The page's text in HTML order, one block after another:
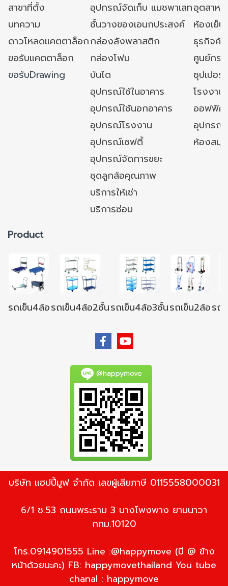
สาขาที่ตั้ง
อุปกรณ์จัดเก็บ แมชพาเลทอุตสาหก
บทความ
ชั้นวางของเอนกประสงค์
ห้องเย็
ดาวโหลดแคตตาล็อกกล่องลังพลาสติก
ธุรกิจค้
ขอรับแคตตาล็อก
กล่องโฟม
ศูนย์กร
ขอรับDrawing
บันได
ซุปเปอ
อุปกรณ์ใช้ในอาคาร
โรงงา
อุปกรณ์ใช้นอกอาคาร
ออฟฟิศ/
อุปกรณ์โรงงาน
อุปกรณ์
อุปกรณ์เซฟตี้
ห้องสมุ
อุปกรณ์จัดการขยะ
ชุดลูกล้อคุณภาพ
บริการให้เช่า
บริการซ่อม
Product
รถเข็น4ล้อรถเข็น4ล้อ2ชั้นรถเข็น4ล้อ3ชั้นรถเข็น2ล้อรถ
@happymove
บริษัท แฮปปี้มูฟ จำกัด เลขผู้เสียภาษี 0115558000031
6/1 ซ.53 ถนนพระราม 3 บางโพงพาง ยานนาวา
กทม.10120
โทร.0914901555 Line :@happymove (มี @ ข้าง
หน้าด้วยนะคะ) FB: happymovethailand You tube
chanal : happymove